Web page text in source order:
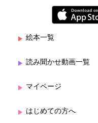
絵本一覧
読み聞かせ動画一覧
マイページ
はじめての方へ